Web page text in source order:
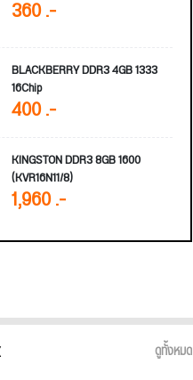
360 .-
BLACKBERRY DDR3 4GB 1333
16Chip
400 .-
KINGSTON DDR3 8GB 1600
(KVR16N11/8)
1,960 .-
ดูทั้งหมด